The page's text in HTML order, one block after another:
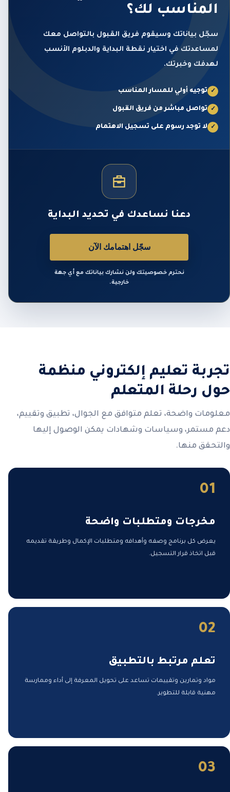
المناسب لك؟
سجّل بياناتك وسيقوم فريق القبول بالتواصل معك
لمساعدتك في اختيار نقطة البداية والدبلوم الأنسب
لهدفك وخبرتك.
✓ توجيه أولي للمسار المناسب
✓ تواصل مباشر من فريق القبول
✓ لا توجد رسوم على تسجيل الاهتمام
دعنا نساعدك في تحديد البداية
سجّل اهتمامك الآن
نحترم خصوصيتك ولن نشارك بياناتك مع أي جهة
خارجية.
تجربة تعليم إلكتروني منظمة
حول رحلة المتعلم
معلومات واضحة، تعلم متوافق مع الجوال، تطبيق وتقييم،
دعم مستمر، وسياسات وشهادات يمكن الوصول إليها
والتحقق منها.
01
مخرجات ومتطلبات واضحة
يعرض كل برنامج وصفه وأهدافه ومتطلبات الإكمال وطريقة تقديمه
قبل اتخاذ قرار التسجيل.
02
تعلم مرتبط بالتطبيق
مواد وتمارين وتقييمات تساعد على تحويل المعرفة إلى أداء وممارسة
مهنية قابلة للتطوير.
03